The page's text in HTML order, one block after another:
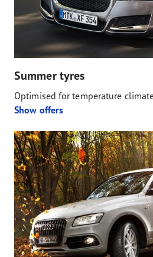
Summer tyres
Optimised for temperature
Show offers